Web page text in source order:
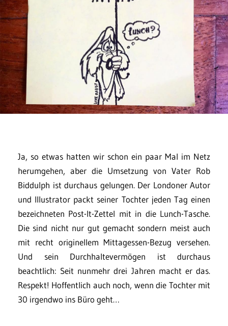
Ja, so etwas hatten wir schon ein paar Mal im Netz
herumgehen, aber die Umsetzung von Vater Rob
Biddulph ist durchaus gelungen. Der Londoner Autor
und Illustrator packt seiner Tochter jeden Tag einen
bezeichneten Post-It-Zettel mit in die Lunch-Tasche.
Die sind nicht nur gut gemacht sondern meist auch
mit recht originellem Mittagessen-Bezug versehen.
Und sein Durchhaltevermögen ist durchaus
beachtlich: Seit nunmehr drei Jahren macht er das.
Respekt! Hoffentlich auch noch, wenn die Tochter mit
30 irgendwo ins Büro geht…